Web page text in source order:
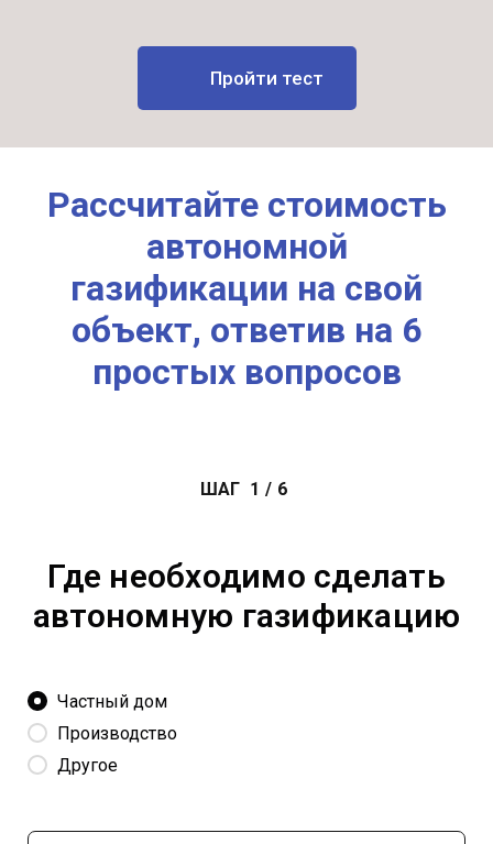
Пройти тест
Рассчитайте стоимость
автономной
газификации на свой
объект, ответив на 6
простых вопросов
ШАГ 1 / 6
Где необходимо сделать
автономную газификацию
Частный дом
Производство
Другое